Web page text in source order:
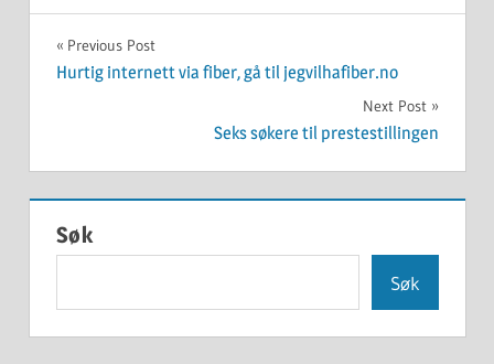
UKATEGORISERT
Innleggsnavigasjon
Previous Post
Hurtig internett via fiber, gå til jegvilhafiber.no
Next Post
Seks søkere til prestestillingen
Søk
Søk